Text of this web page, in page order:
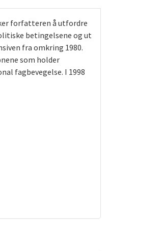
forfatteren å utfordre
betingelsene og ut
fra omkring 1980.
som holder
fagbevegelse. I 1998